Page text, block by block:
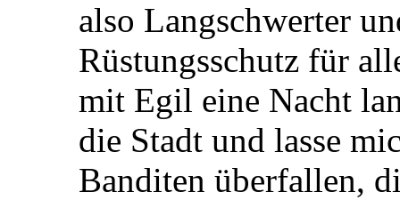
also Langschwerter
Rüstungsschutz für
mit Egil eine Nacht
die Stadt und lasse
Banditen überfallen,